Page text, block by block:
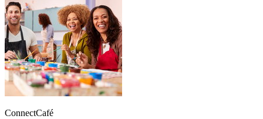
ConnectCafé